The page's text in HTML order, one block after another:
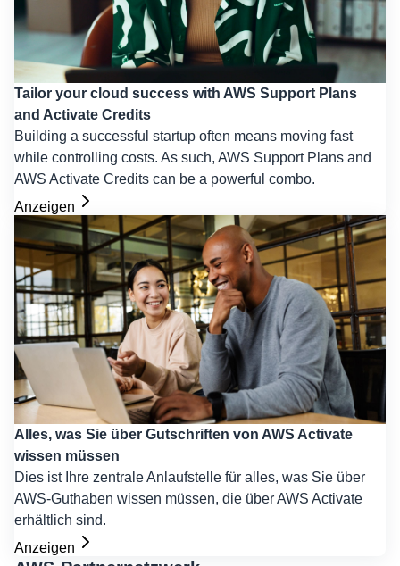
Tailor your cloud success with AWS Support Plans
and Activate Credits
Building a successful startup often means moving fast
while controlling costs. As such, AWS Support Plans and
AWS Activate Credits can be a powerful combo.
Anzeigen
Alles, was Sie über Gutschriften von AWS Activate
wissen müssen
Dies ist Ihre zentrale Anlaufstelle für alles, was Sie über
AWS-Guthaben wissen müssen, die über AWS Activate
erhältlich sind.
Anzeigen